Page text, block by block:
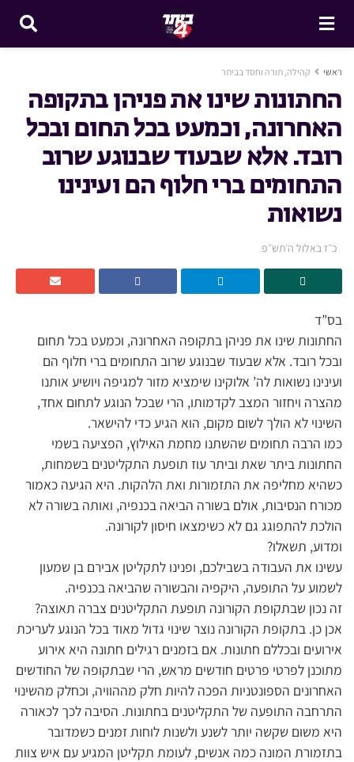
ראשי קהילה, תורה וחסד בביתר
החתונות שינו את פניהן בתקופה
האחרונה, וכמעט בכל תחום ובכל
רובד. אלא שבעוד שבנוגע שרוב
התחומים ברי חלוף הם ועינינו
נשואות
כ״ז באלול ה׳תש״פ
בס”ד
החתונות שינו את פניהן בתקופה האחרונה, וכמעט בכל תחום
ובכל רובד. אלא שבעוד שבנוגע שרוב התחומים ברי חלוף הם
ועינינו נשואות לה’ אלוקינו שימציא מזור למגיפה ויושיע אותנו
מהצרה ויחזור המצב לקדמותו, הרי שבכל הנוגע לתחום אחד,
השינוי לא הולך לשום מקום, הוא הגיע כדי להישאר.
כמו הרבה תחומים שהשתנו מחמת האילוץ, הפציעה בשמי
החתונות ביתר שאת וביתר עוז תופעת התקליטנים בשמחות,
כשהיא מחליפה את התזמורות ואת הלהקות. היא הגיעה כאמור
מכורח הנסיבות, אולם בשורה הביאה בכנפיה, ואותה בשורה לא
הולכת להתפוגג גם לא כשימצאו חיסון לקורונה.
ומדוע, תשאלו?
עשינו את העבודה בשבילכם, ופנינו לתקליטן אבירם בן שמעון
לשמוע על התופעה, היקפיה והבשורה שהביאה בכנפיה.
זה נכון שבתקופת הקורונה תופעת התקליטנים צברה תאוצה?
אכן כן. בתקופת הקורונה נוצר שינוי גדול מאוד בכל הנוגע לעריכת
אירועים ובכללם חתונות. אם בזמנים רגילים חתונה היא אירוע
מתוכנן לפרטי פרטים חודשים מראש, הרי שבתקופה של החודשים
האחרונים הספונטניות הפכה להיות חלק מההוויה, וכחלק מהשינוי
התרחבה התופעה של התקליטנים בחתונות. הסיבה לכך לכאורה
היא משום שקשה יותר לשנע ולשנות לוחות זמנים כשמדובר
בתזמורת המונה כמה אנשים, לעומת תקליטן המגיע עם איש צוות